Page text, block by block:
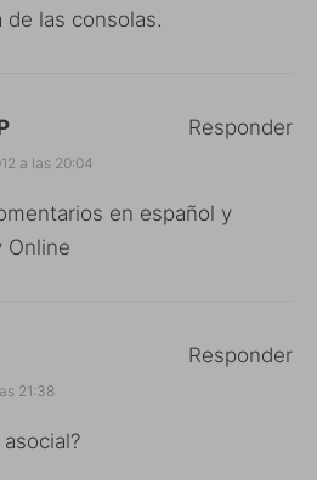
las consolas.
a las 20:04
en español y
Online
Responder
21:38
Responder